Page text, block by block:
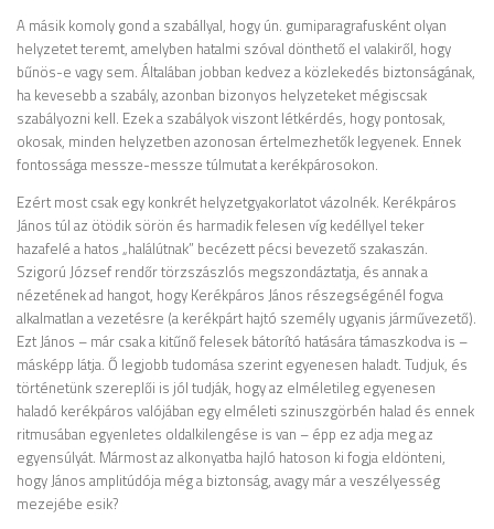
A másik komoly gond a szabállyal, hogy ún. gumiparagrafusként olyan
helyzetet teremt, amelyben hatalmi szóval dönthető el valakiről, hogy
bűnös-e vagy sem. Általában jobban kedvez a közlekedés biztonságának,
ha kevesebb a szabály, azonban bizonyos helyzeteket mégiscsak
szabályozni kell. Ezek a szabályok viszont létkérdés, hogy pontosak,
okosak, minden helyzetben azonosan értelmezhetők legyenek. Ennek
fontossága messze-messze túlmutat a kerékpárosokon.
Ezért most csak egy konkrét helyzetgyakorlatot vázolnék. Kerékpáros
János túl az ötödik sörön és harmadik felesen víg kedéllyel teker
hazafelé a hatos „halálútnak” becézett pécsi bevezető szakaszán.
Szigorú József rendőr törzszászlós megszondáztatja, és annak a
nézetének ad hangot, hogy Kerékpáros János részegségénél fogva
alkalmatlan a vezetésre (a kerékpárt hajtó személy ugyanis járművezető).
Ezt János – már csak a kitűnő felesek bátorító hatására támaszkodva is –
másképp látja. Ő legjobb tudomása szerint egyenesen haladt. Tudjuk, és
történetünk szereplői is jól tudják, hogy az elméletileg egyenesen
haladó kerékpáros valójában egy elméleti szinuszgörbén halad és ennek
ritmusában egyenletes oldalkilengése is van – épp ez adja meg az
egyensúlyát. Mármost az alkonyatba hajló hatoson ki fogja eldönteni,
hogy János amplitúdója még a biztonság, avagy már a veszélyesség
mezejébe esik?